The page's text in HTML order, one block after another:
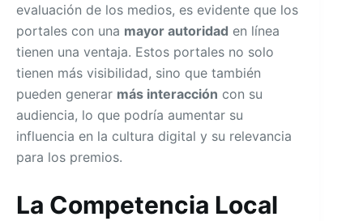
evaluación de los medios, es evidente que los
portales con una mayor autoridad en línea
tienen una ventaja. Estos portales no solo
tienen más visibilidad, sino que también
pueden generar más interacción con su
audiencia, lo que podría aumentar su
influencia en la cultura digital y su relevancia
para los premios.
La Competencia Local